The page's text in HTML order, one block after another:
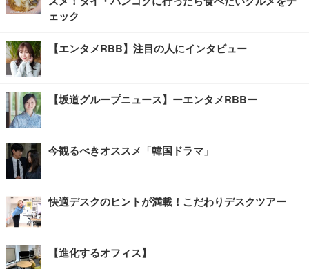
ェック
【エンタメRBB】注目の人にインタビュー
【坂道グループニュース】ーエンタメRBBー
今観るべきオススメ「韓国ドラマ」
快適デスクのヒントが満載！こだわりデスクツアー
【進化するオフィス】